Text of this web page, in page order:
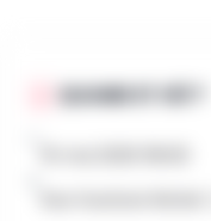
QUAND ET OÙ ?